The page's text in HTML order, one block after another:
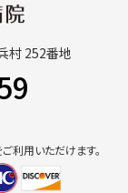
村 252番地
利用いただけます。